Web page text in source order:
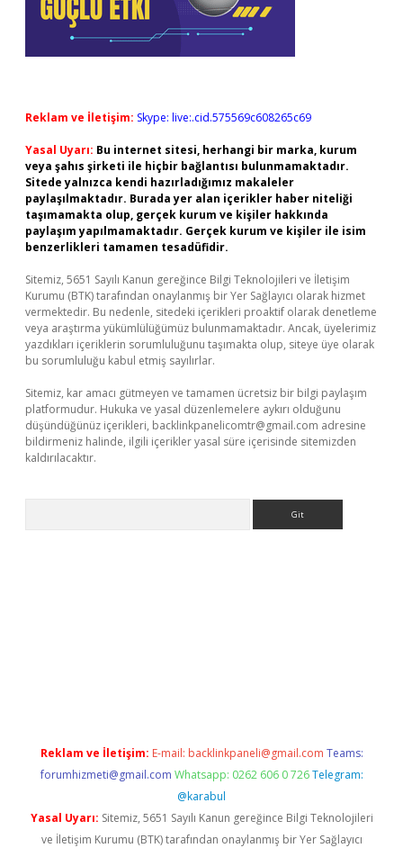
Reklam ve İletişim: Skype: live:.cid.575569c608265c69
Yasal Uyarı: Bu internet sitesi, herhangi bir marka, kurum
veya şahıs şirketi ile hiçbir bağlantısı bulunmamaktadır.
Sitede yalnızca kendi hazırladığımız makaleler
paylaşılmaktadır. Burada yer alan içerikler haber niteliği
taşımamakta olup, gerçek kurum ve kişiler hakkında
paylaşım yapılmamaktadır. Gerçek kurum ve kişiler ile isim
benzerlikleri tamamen tesadüfidir.
Sitemiz, 5651 Sayılı Kanun gereğince Bilgi Teknolojileri ve İletişim
Kurumu (BTK) tarafından onaylanmış bir Yer Sağlayıcı olarak hizmet
vermektedir. Bu nedenle, sitedeki içerikleri proaktif olarak denetleme
veya araştırma yükümlülüğümüz bulunmamaktadır. Ancak, üyelerimiz
yazdıkları içeriklerin sorumluluğunu taşımakta olup, siteye üye olarak
bu sorumluluğu kabul etmiş sayılırlar.
Sitemiz, kar amacı gütmeyen ve tamamen ücretsiz bir bilgi paylaşım
platformudur. Hukuka ve yasal düzenlemelere aykırı olduğunu
düşündüğünüz içerikleri, backlinkpanelicomtr@gmail.com adresine
bildirmeniz halinde, ilgili içerikler yasal süre içerisinde sitemizden
kaldırılacaktır.
Reklam ve İletişim: E-mail: backlinkpaneli@gmail.com Teams:
forumhizmeti@gmail.com Whatsapp: 0262 606 0 726 Telegram:
@karabul
Yasal Uyarı: Sitemiz, 5651 Sayılı Kanun gereğince Bilgi Teknolojileri
ve İletişim Kurumu (BTK) tarafından onaylanmış bir Yer Sağlayıcı